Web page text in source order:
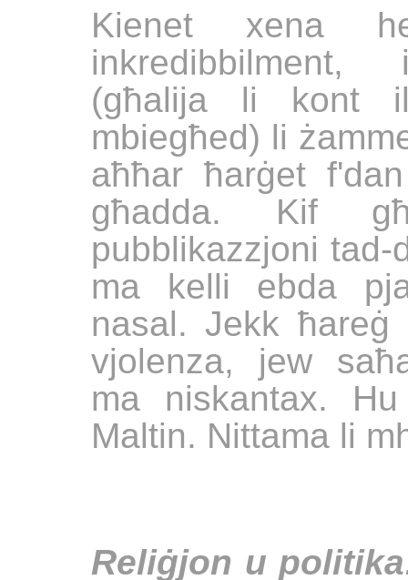
Kienet xena
inkredibbilment,
(għalija li kont
mbiegħed) li
aħħar ħarġet
għadda. Kif
pubblikazzjoni tad-
ma kelli ebda
nasal. Jekk
vjolenza, jew
ma niskantax.
Maltin. Nittama li
Reliġjon u